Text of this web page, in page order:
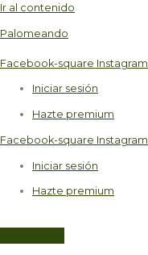
Ir al contenido
Palomeando
Facebook-square Instagram
Iniciar sesión
Hazte premium
Facebook-square Instagram
Iniciar sesión
Hazte premium